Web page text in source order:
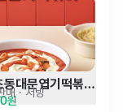
동대문엽기떡볶이
매 · 서빙
원